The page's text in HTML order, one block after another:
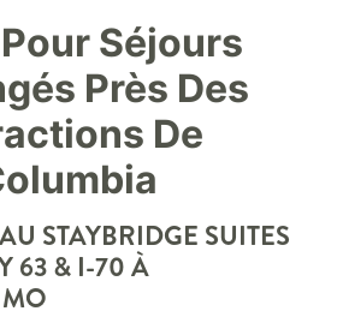
Séjours
Près Des
De
STAYBRIDGE SUITES
63 & I-70 À